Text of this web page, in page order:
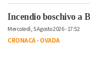
Incendio boschivo a
Mercoledì, 5 Agosto 2026 - 17:52
CRONACA-OVADA